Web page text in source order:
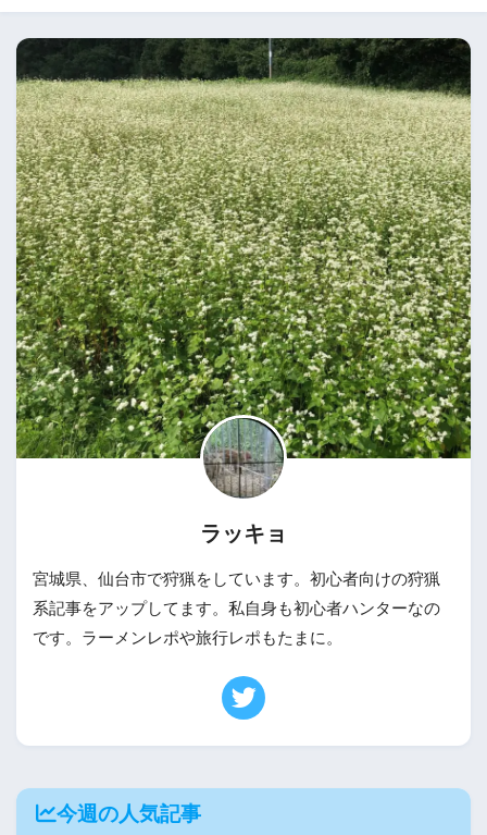
ラッキョ
宮城県、仙台市で狩猟をしています。初心者向けの狩猟
系記事をアップしてます。私自身も初心者ハンターなの
です。ラーメンレポや旅行レポもたまに。
今週の人気記事